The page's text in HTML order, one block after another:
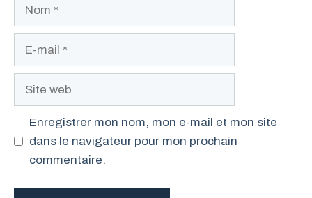
Site
Enregistrer mon nom, mon e-mail et mon site
dans le navigateur pour mon prochain
commentaire.